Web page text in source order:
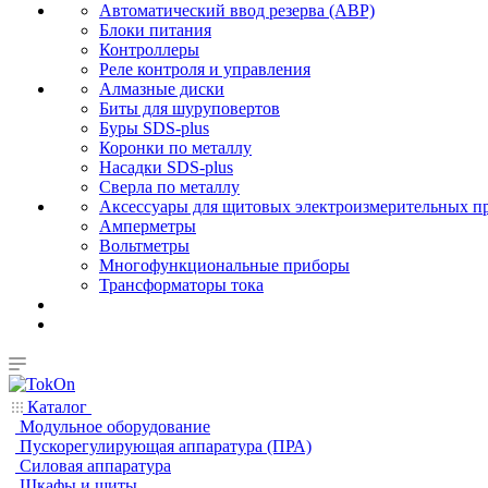
Автоматический ввод резерва (АВР)
Блоки питания
Контроллеры
Реле контроля и управления
Алмазные диски
Биты для шуруповертов
Буры SDS-plus
Коронки по металлу
Насадки SDS-plus
Сверла по металлу
Аксессуары для щитовых электроизмерительных
Амперметры
Вольтметры
Многофункциональные приборы
Трансформаторы тока
Каталог
Модульное оборудование
Пускорегулирующая аппаратура (ПРА)
Силовая аппаратура